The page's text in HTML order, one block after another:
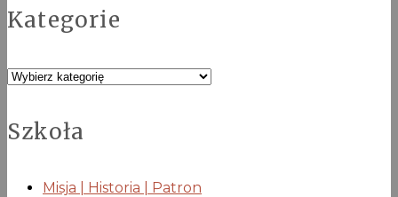
Kategorie
Kategorie
Szkoła
Misja | Historia | Patron